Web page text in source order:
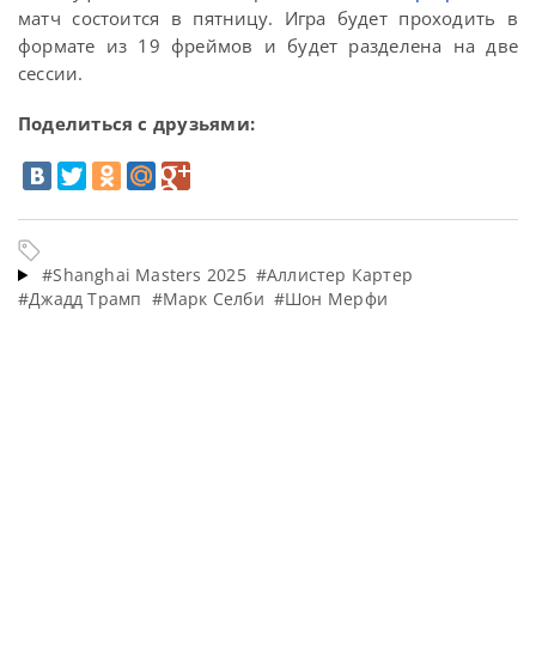
матч состоится в пятницу. Игра будет проходить в
формате из 19 фреймов и будет разделена на две
сессии.
Поделиться с друзьями:
#Shanghai Masters 2025 #Аллистер Картер
#Джадд Трамп #Марк Селби #Шон Мерфи